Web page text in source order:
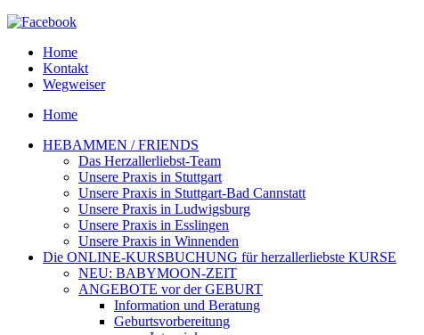
Home
Kontakt
Wegweiser
Home
HEBAMMEN / FRIENDS
Das Herzallerliebst-Team
Unsere Praxis in Stuttgart
Unsere Praxis in Stuttgart-Bad Cannstatt
Unsere Praxis in Ludwigsburg
Unsere Praxis in Esslingen
Unsere Praxis in Winnenden
Die ONLINE-KURSBUCHUNG für herzallerliebste KURSE
NEU: BABYMOON-ZEIT
ANGEBOTE vor der GEBURT
Information und Beratung
Geburtsvorbereitung